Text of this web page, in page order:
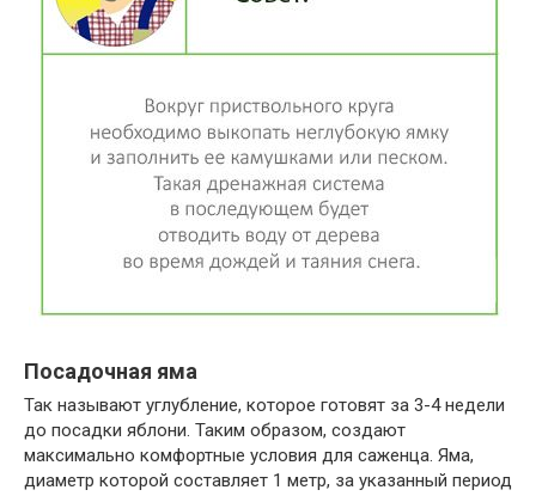
Посадочная яма
Так называют углубление, которое готовят за 3-4 недели
до посадки яблони. Таким образом, создают
максимально комфортные условия для саженца. Яма,
диаметр которой составляет 1 метр, за указанный период